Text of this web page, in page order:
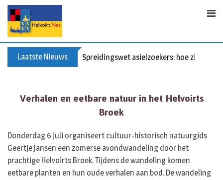
p
Laatste Nieuws Spreidingswet asielzoekers: hoe zit dat?
Verhalen en eetbare natuur in het Helvoirts
Broek
Donderdag 6 juli organiseert cultuur-historisch natuurgids
Geertje Jansen een zomerse avondwandeling door het
prachtige Helvoirts Broek. Tijdens de wandeling komen
eetbare planten en hun oude verhalen aan bod. De wandeling